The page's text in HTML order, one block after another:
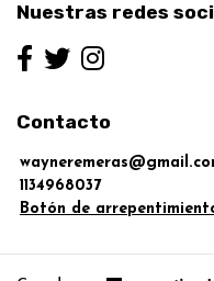
Nuestras redes
Contacto
1134968037
Botón de